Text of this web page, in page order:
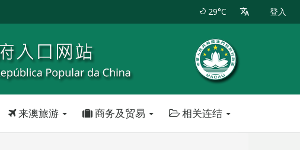
29°C 登入
来澳旅游 商务及贸易 相关连结